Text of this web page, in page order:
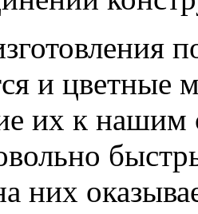
и цветные
их к нашим
них